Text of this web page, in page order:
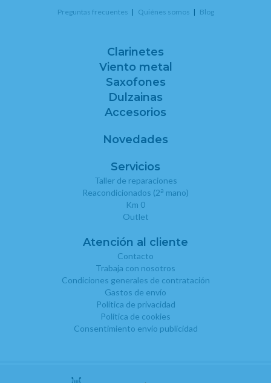
Preguntas frecuentes Quiénes somos Blog
Clarinetes
Viento metal
Saxofones
Dulzainas
Accesorios
Novedades
Servicios
Taller de reparaciones
Reacondicionados (2a mano)
Km 0
Outlet
Atención al cliente
Contacto
Trabaja con nosotros
Condiciones generales de contratación
Gastos de envío
Política de privacidad
Política de cookies
Consentimiento envío publicidad